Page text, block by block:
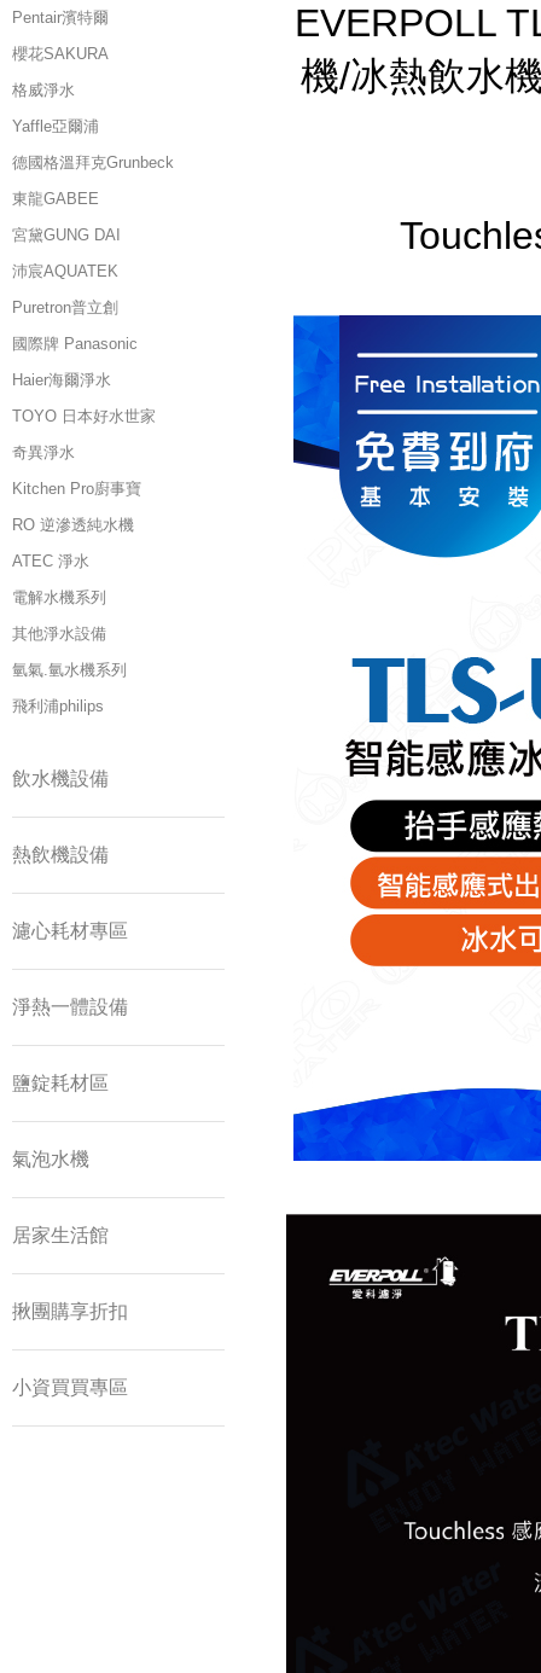
Pentair濱特爾
櫻花SAKURA
格威淨水
Yaffle亞爾浦
德國格溫拜克Grunbeck
東龍GABEE
宮黛GUNG DAI
沛宸AQUATEK
Puretron普立創
國際牌 Panasonic
Haier海爾淨水
TOYO 日本好水世家
奇異淨水
Kitchen Pro廚事寶
RO 逆滲透純水機
ATEC 淨水
電解水機系列
其他淨水設備
氫氣.氫水機系列
飛利浦philips
飲水機設備
熱飲機設備
濾心耗材專區
淨熱一體設備
鹽錠耗材區
氣泡水機
居家生活館
揪團購享折扣
小資買買專區
EVERPOLL
機/冰熱飲水